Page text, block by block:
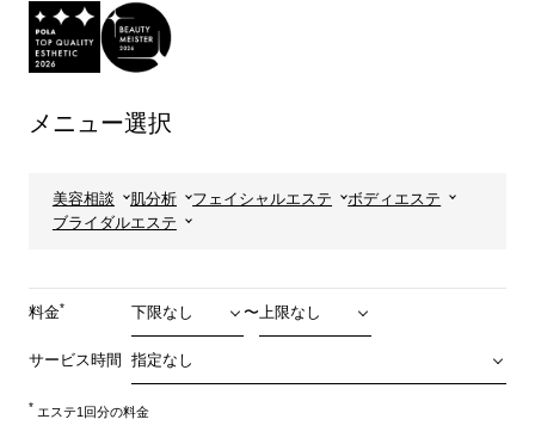
メニュー選択
美容相談 肌分析 フェイシャルエステ
ボディエステ
ブライダルエステ
料金* 〜
サービス時間
* エステ1回分の料金